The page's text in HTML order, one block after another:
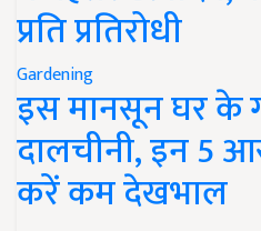
प्रति प्रतिरोधी
Gardening
इस मानसून घर के
दालचीनी, इन 5
करें कम देखभाल